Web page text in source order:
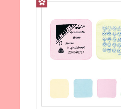
ジャガード（2色毛違